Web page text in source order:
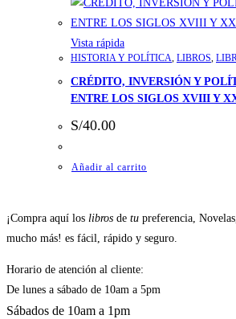
Vista rápida
HISTORIA Y POLÍTICA, LIBROS,
CRÉDITO, INVERSIÓN Y
ENTRE LOS SIGLOS XVIII Y
S/40.00
Añadir al carrito
¡Compra aquí los libros de tu preferencia,
mucho más! es fácil, rápido y seguro.
Horario de atención al cliente:
De lunes a sábado de 10am a 5pm
Sábados de 10am a 1pm